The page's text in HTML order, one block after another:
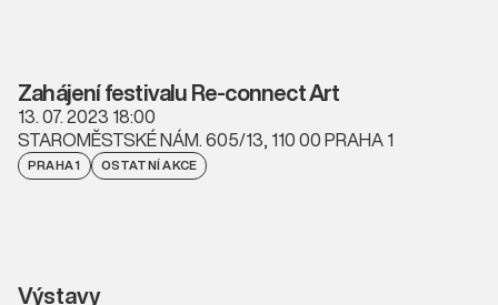
Zahájení festivalu Re-connect Art
13. 07. 2023 18:00
STAROMĚSTSKÉ NÁM. 605/13, 110 00 PRAHA 1
PRAHA 1 OSTATNÍ AKCE
Výstavy